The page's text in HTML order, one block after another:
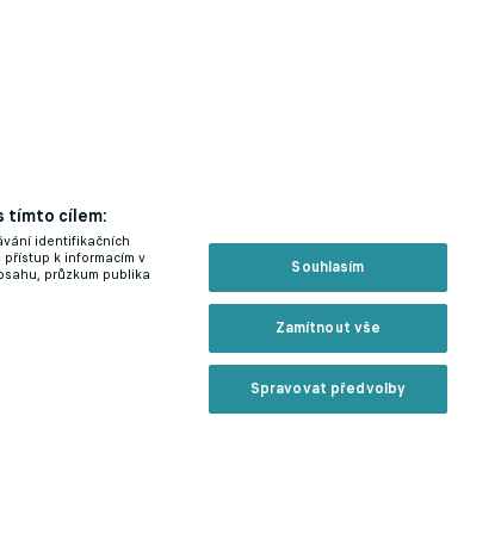
tímto cílem:
identifikačních
k informacím v
průzkum publika
Souhlasím
Zamítnout vše
Spravovat předvolby